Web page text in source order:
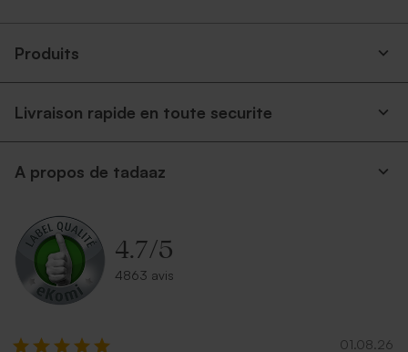
Enveloppe naissance
Produits
Livraison rapide en toute securite
A propos de tadaaz
4.7/5
4863 avis
01.08.26